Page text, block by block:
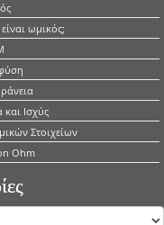
ωμικός;
και Ισχύς
Στοιχείων
Ohm